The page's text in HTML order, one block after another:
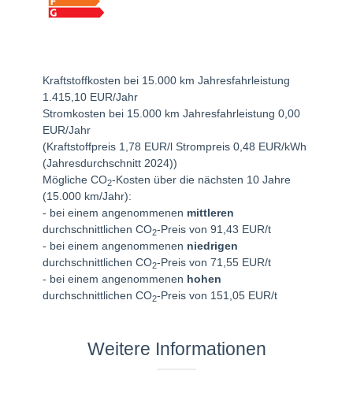
Kraftstoffkosten bei 15.000 km Jahresfahrleistung
1.415,10 EUR/Jahr
Stromkosten bei 15.000 km Jahresfahrleistung 0,00
EUR/Jahr
(Kraftstoffpreis 1,78 EUR/l Strompreis 0,48 EUR/kWh
(Jahresdurchschnitt 2024))
Mögliche CO2-Kosten über die nächsten 10 Jahre
(15.000 km/Jahr):
- bei einem angenommenen mittleren
durchschnittlichen CO2-Preis von 91,43 EUR/t
- bei einem angenommenen niedrigen
durchschnittlichen CO2-Preis von 71,55 EUR/t
- bei einem angenommenen hohen
durchschnittlichen CO2-Preis von 151,05 EUR/t
Weitere Informationen